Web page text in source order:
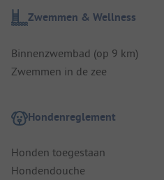
Zwemmen & Wellness
Binnenzwembad (op 9 km)
Zwemmen in de zee
Hondenreglement
Honden toegestaan
Hondendouche